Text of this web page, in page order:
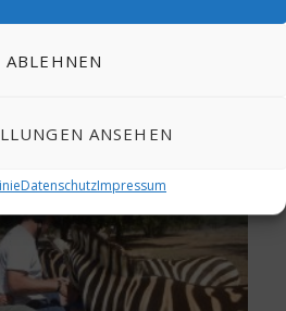
ABLEHNEN
ANSEHEN
DatenschutzImpressum